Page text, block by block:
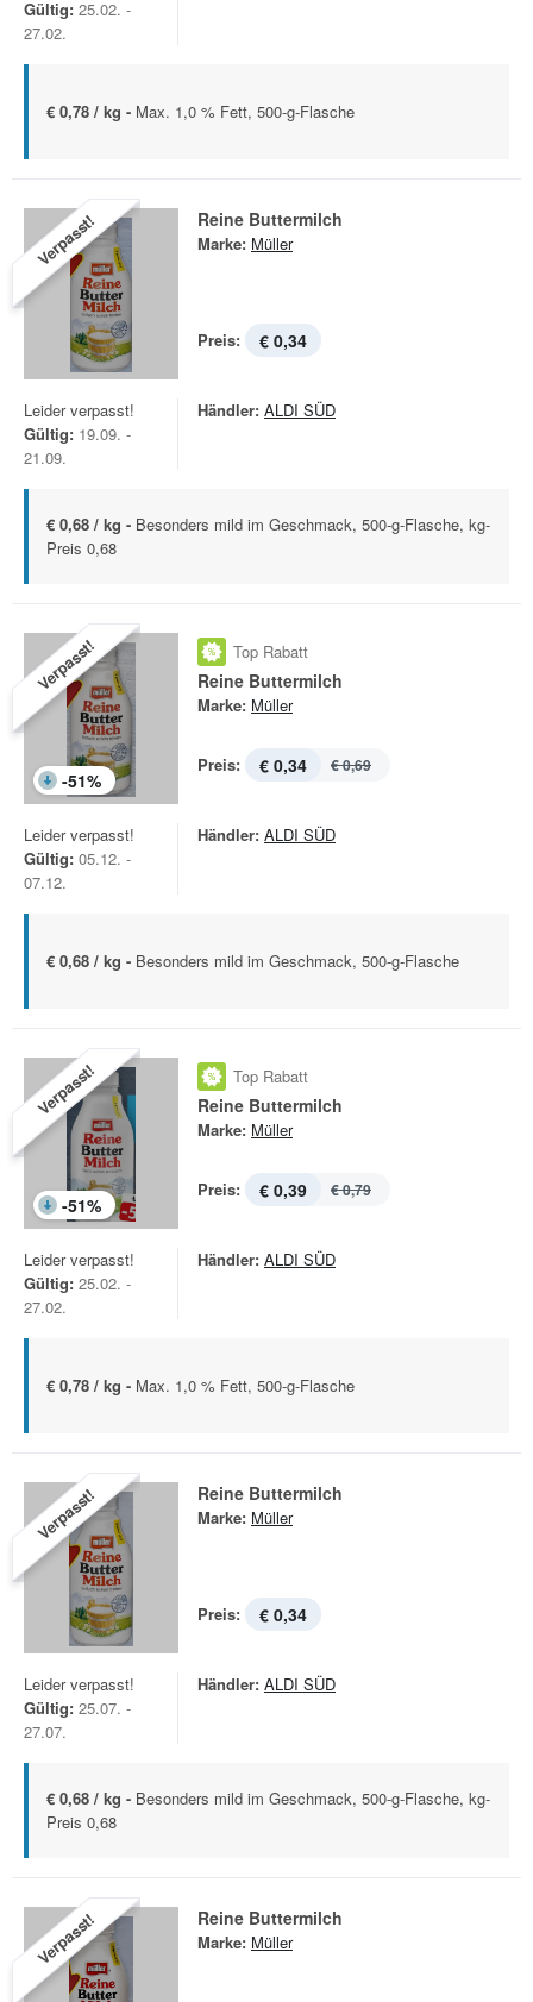
Gültig: 25.02. -
27.02.
€ 0,78 / kg - Max. 1,0 % Fett, 500-g-Flasche
Verpasst! Reine Buttermilch
Marke: Müller
Preis: € 0,34
Leider verpasst!
Gültig: 19.09. -
21.09.
Händler: ALDI SÜD
€ 0,68 / kg - Besonders mild im Geschmack, 500-g-Flasche, kg-
Preis 0,68
Verpasst!
-51%
Top Rabatt
Reine Buttermilch
Marke: Müller
Preis: € 0,34 € 0,69
Leider verpasst!
Gültig: 05.12. -
07.12.
Händler: ALDI SÜD
€ 0,68 / kg - Besonders mild im Geschmack, 500-g-Flasche
Verpasst!
-51%
Top Rabatt
Reine Buttermilch
Marke: Müller
Preis: € 0,39 € 0,79
Leider verpasst!
Gültig: 25.02. -
27.02.
Händler: ALDI SÜD
€ 0,78 / kg - Max. 1,0 % Fett, 500-g-Flasche
Verpasst! Reine Buttermilch
Marke: Müller
Preis: € 0,34
Leider verpasst!
Gültig: 25.07. -
27.07.
Händler: ALDI SÜD
€ 0,68 / kg - Besonders mild im Geschmack, 500-g-Flasche, kg-
Preis 0,68
Verpasst! Reine Buttermilch
Marke: Müller